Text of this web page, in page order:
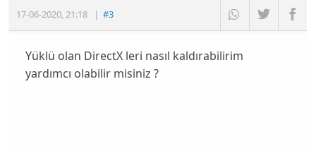
17-06-2020,21:18 |#3
Yüklü olan DirectX leri nasıl kaldırabilirim
yardımcı olabilir misiniz ?